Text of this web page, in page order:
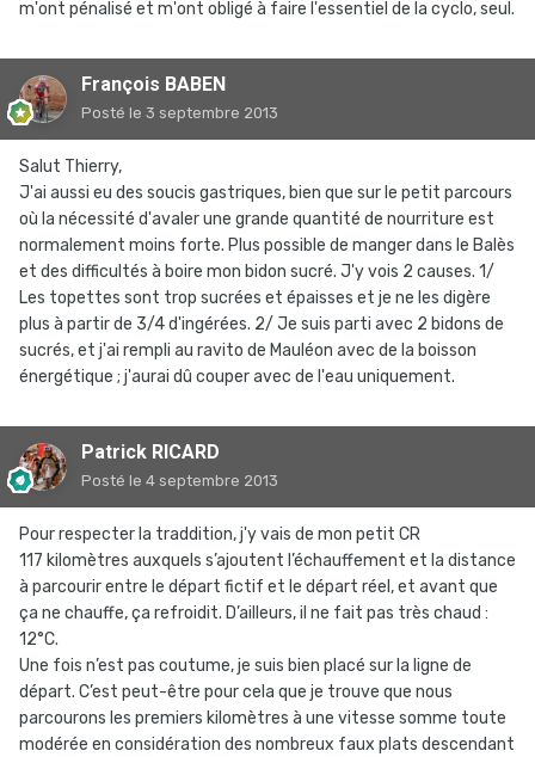
m'ont pénalisé et m'ont obligé à faire l'essentiel de la cyclo, seul.
François BABEN
Posté le 3 septembre 2013
Salut Thierry,
J'ai aussi eu des soucis gastriques, bien que sur le petit parcours
où la nécessité d'avaler une grande quantité de nourriture est
normalement moins forte. Plus possible de manger dans le Balès
et des difficultés à boire mon bidon sucré. J'y vois 2 causes. 1/
Les topettes sont trop sucrées et épaisses et je ne les digère
plus à partir de 3/4 d'ingérées. 2/ Je suis parti avec 2 bidons de
sucrés, et j'ai rempli au ravito de Mauléon avec de la boisson
énergétique ; j'aurai dû couper avec de l'eau uniquement.
Patrick RICARD
Posté le 4 septembre 2013
Pour respecter la traddition, j'y vais de mon petit CR
117 kilomètres auxquels s’ajoutent l’échauffement et la distance
à parcourir entre le départ fictif et le départ réel, et avant que
ça ne chauffe, ça refroidit. D’ailleurs, il ne fait pas très chaud :
12°C.
Une fois n’est pas coutume, je suis bien placé sur la ligne de
départ. C’est peut-être pour cela que je trouve que nous
parcourons les premiers kilomètres à une vitesse somme toute
modérée en considération des nombreux faux plats descendant